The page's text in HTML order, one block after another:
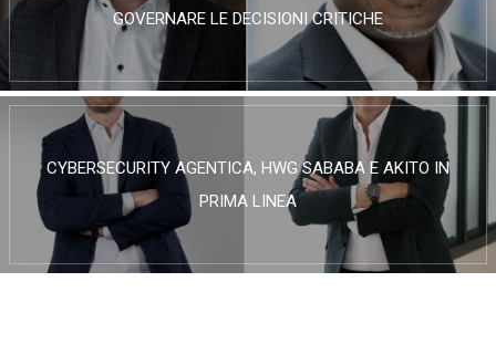
GOVERNARE LE DECISIONI CRITICHE
CYBERSECURITY AGENTICA, HWG SABABA E AKITO IN
PRIMA LINEA